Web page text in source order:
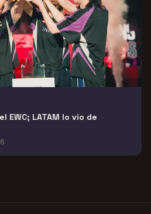
EWC; LATAM lo vio de